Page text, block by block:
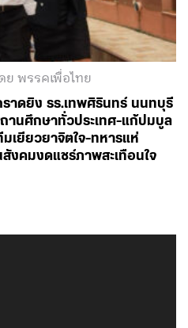
ย พรรคเพื่อไทย
าดยิง รร.เทพศิรินทร์ นนทบุรี
านศึกษาทั่วประเทศ-แก้ปมบูล
เยียวยาจิตใจ-ทหารแห่
งคมงดแชร์ภาพสะเทือนใจ